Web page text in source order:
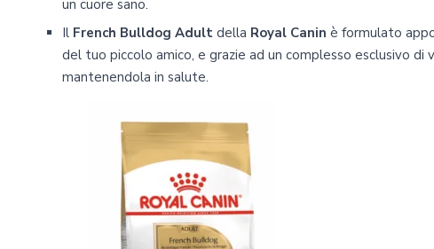
un cuore sano.
Il French Bulldog Adult della Royal Canin è formulato
del tuo piccolo amico, e grazie ad un complesso esclusivo
mantenendola in salute.